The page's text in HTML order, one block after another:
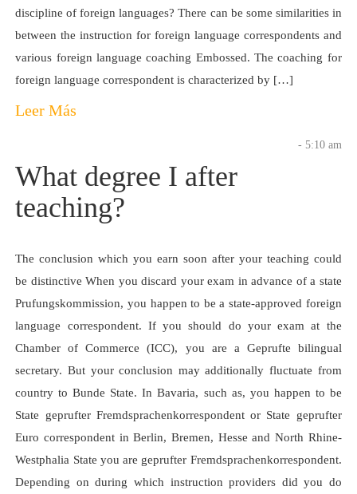
discipline of foreign languages? There can be some similarities in
between the instruction for foreign language correspondents and
various foreign language coaching Embossed. The coaching for
foreign language correspondent is characterized by […]
Leer Más
- 5:10 am
What degree I after
teaching?
The conclusion which you earn soon after your teaching could
be distinctive When you discard your exam in advance of a state
Prufungskommission, you happen to be a state-approved foreign
language correspondent. If you should do your exam at the
Chamber of Commerce (ICC), you are a Geprufte bilingual
secretary. But your conclusion may additionally fluctuate from
country to Bunde State. In Bavaria, such as, you happen to be
State geprufter Fremdsprachenkorrespondent or State geprufter
Euro correspondent in Berlin, Bremen, Hesse and North Rhine-
Westphalia State you are geprufter Fremdsprachenkorrespondent.
Depending on during which instruction providers did you do